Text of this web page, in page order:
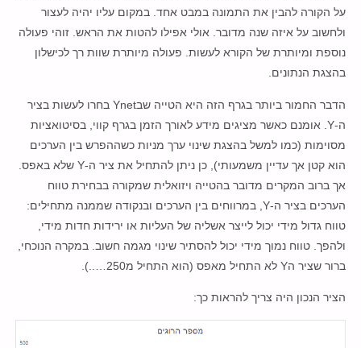
על הקורה להבין את התמונה במבט אחד. במקום עליו יהיה לעצור
ולחשוב על איזה שנה מדובר. אולי אפילו להטות את הראש. זוהי פעולה
נוספת ומיותרת של הקורא לעשות. פעולה מיותרת שוות רך לכישלון
בהצגת הנתונים.
הדבר החמור ביותר בגרף הזה היא הטייה שבYnet בחרו לעשות בציר
ה-Y. אומנם כאשר מציגים מידע לאורך הזמן בגרף קווי, בסיטואציות
מסוימות (כמו למשל בהצגת שינוי ערך מניות כשההפרש בין הערכים
הוא קטן אך עדיין משמעותי), כן ניתן להתחיל את ציר ה-Y שלא באפס.
אך ברוב המקרים מדובר בהטייה ויזואלית שמקורה בבחירת טווח
הערכים בציר ה-Y, במרווחים בין הערכים ובנקודה שממנה מתחילים:
טווח גדול מידי יכול לייצר אשליה של העליות או ירידות חדות מידי,
ולהפך. טווח נמוך מידי יכול להסתיר שינוי מגמה חשוב. במקרה הנוכחי,
ברור שציר הY לא התחיל מאפס (הוא התחיל מ250…..).
הציר הנכון היה צריך להראות כך: